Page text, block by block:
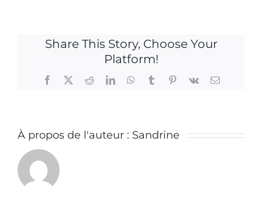
Share This Story, Choose Your
Platform!
Facebook
X RedditLinkedInWhatsApp
TumblrPinterest
Vk Email
À propos de l'auteur : Sandrine